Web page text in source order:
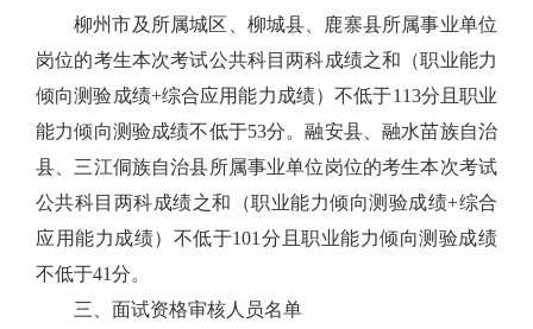
柳州市及所属城区、柳城县、鹿寨县所属事业单位
岗位的考生本次考试公共科目两科成绩之和（职业能力
倾向测验成绩+综合应用能力成绩）不低于1 13分且职业
能力倾向测验成绩不低于53分。融安县、融水苗族自治
县、三江侗族自治县所属事业单位岗位的考生本次考试
公共科目两科成绩之和（职业能力倾向测验成绩+综合
应用能力成绩）不低于101 分且职业能力倾向测验成绩
不低于41分。
三、面试资格审核人员名单